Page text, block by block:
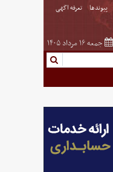
پیوندها تعرفه اگهی
جمعه ۱۶ مرداد ۱۴۰۵